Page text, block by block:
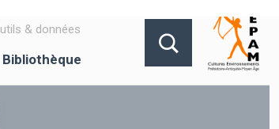
& données
Bibliothèque